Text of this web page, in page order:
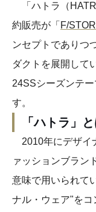
「ハトラ（
約販売が「 F/
ンセプトでありつ
ダクトを展開して
24SSシーズンテ
す。
「ハトラ」
2010年にデザイ
ァッションブラン
意味で用いられて
ナル・ウェア"をコ